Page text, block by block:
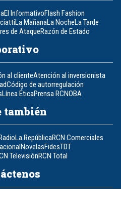
El InformativoFlash Fashion
La MañanaLa NocheLa Tarde
de AtaqueRazón de Estado
al clienteAtención al inversionista
Código de autorregulación
Línea ÉticaPrensa RCNOBA
también
La RepúblicaRCN Comerciales
NovelasFidesTDT
TelevisiónRCN Total